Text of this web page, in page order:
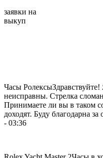
заявки на
выкуп
Часы Ролексы
неисправны. Стрелка
Принимаете ли вы в таком
доходят. Буду благодарна за
- 03:36